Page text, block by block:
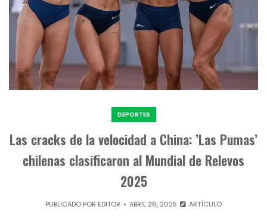
DEPORTES
Las cracks de la velocidad a China: ’Las Pumas’
chilenas clasificaron al Mundial de Relevos
2025
PUBLICADO POR EDITOR ABRIL 26, 2025 ARTÍCULO